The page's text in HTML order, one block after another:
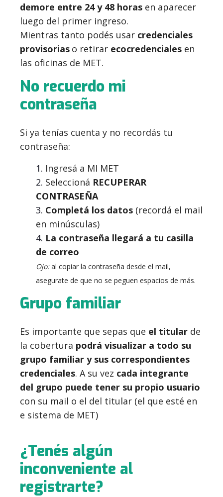
demore entre 24 y 48 horas en aparecer
luego del primer ingreso.
Mientras tanto podés usar credenciales
provisorias o retirar ecocredenciales en
las oficinas de MET.
No recuerdo mi
contraseña
Si ya tenías cuenta y no recordás tu
contraseña:
Ingresá a MI MET
Seleccioná RECUPERAR
CONTRASEÑA
Completá los datos (recordá el mail
en minúsculas)
La contraseña llegará a tu casilla
de correo
Ojo:al copiar la contraseña desde el mail,
asegurate de que no se peguen espacios de más.
Grupo familiar
Es importante que sepas que el titular de
la cobertura podrá visualizar a todo su
grupo familiar y sus correspondientes
credenciales. A su vez cada integrante
del grupo puede tener su propio usuario
con su mail o el del titular (el que esté en
e sistema de MET)
¿Tenés algún
inconveniente al
registrarte?